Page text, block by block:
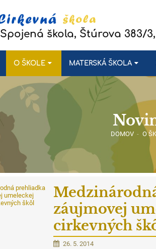
Spojená škola, Štúrova 383/
O ŠKOLE MATERSKÁ ŠKOLA
DOMOV - O
záujmovej
cirkevných
26. 5. 2014